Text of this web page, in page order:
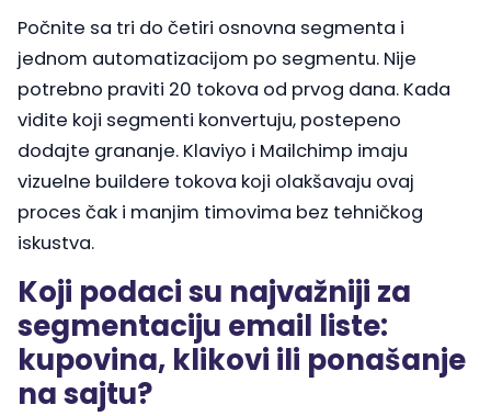
Počnite sa tri do četiri osnovna segmenta i
jednom automatizacijom po segmentu. Nije
potrebno praviti 20 tokova od prvog dana. Kada
vidite koji segmenti konvertuju, postepeno
dodajte grananje. Klaviyo i Mailchimp imaju
vizuelne buildere tokova koji olakšavaju ovaj
proces čak i manjim timovima bez tehničkog
iskustva.
Koji podaci su najvažniji za
segmentaciju email liste:
kupovina, klikovi ili ponašanje
na sajtu?